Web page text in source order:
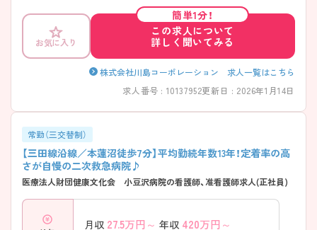
す。 ご興味がある方は、ご面接のポイントをお伝えしますので、お気軽に
お問い合わせください。
お気に入り
簡単1分！
この求人について
詳しく聞いてみる
株式会社川島コーポレーション 求人一覧はこちら
求人番号 : 10137952更新日 : 2026年1月14日
常勤（三交替制）
【三田線沿線／本蓮沼徒歩7分】平均勤続年数13年！定着率の高
さが自慢の二次救急病院♪
医療法人財団健康文化会 小豆沢病院の看護師、准看護師求人(正社員)
月収 27.5万円～ 年収 420万円～